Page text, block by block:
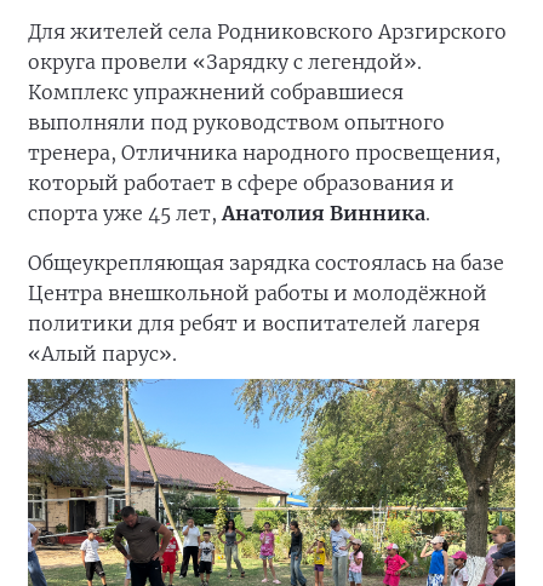
Для жителей села Родниковского Арзгирского
округа провели «Зарядку с легендой».
Комплекс упражнений собравшиеся
выполняли под руководством опытного
тренера, Отличника народного просвещения,
который работает в сфере образования и
спорта уже 45 лет, Анатолия Винника.
Общеукрепляющая зарядка состоялась на базе
Центра внешкольной работы и молодёжной
политики для ребят и воспитателей лагеря
«Алый парус».